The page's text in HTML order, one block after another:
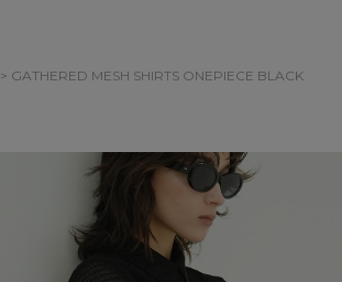
> GATHERED MESH SHIRTS ONEPIECE BLACK